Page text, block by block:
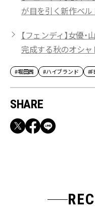
が目を引く新作ベル
【フェンディ】女優
完成する秋のオシャ
#堀田茜 #ハイブランド
SHARE